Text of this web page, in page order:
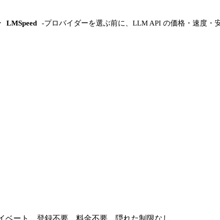
LMSpeed -プロバイダーを選ぶ前に、LLM API の価格・速度・
ート。登録不要、料金不要、隠れた制限なし。